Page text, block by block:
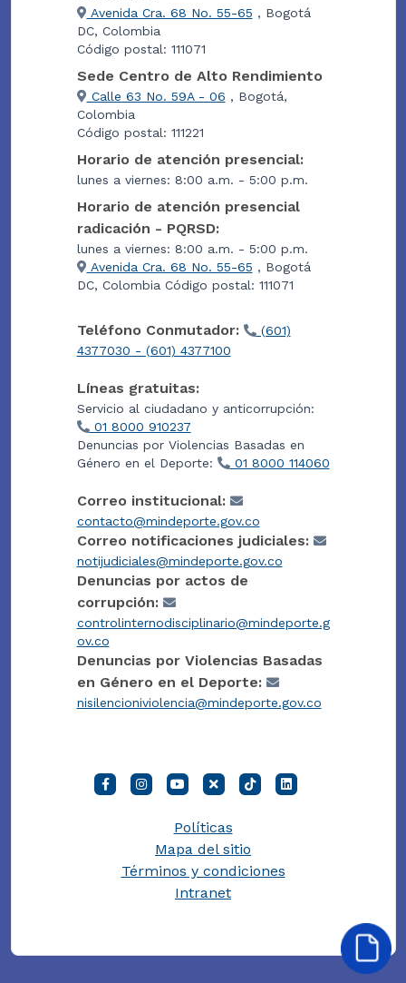
Avenida Cra. 68 No. 55-65 , Bogotá
DC, Colombia
Código postal: 111071
Sede Centro de Alto Rendimiento
Calle 63 No. 59A - 06 , Bogotá,
Colombia
Código postal: 111221
Horario de atención presencial:
lunes a viernes: 8:00 a.m. - 5:00 p.m.
Horario de atención presencial
radicación - PQRSD:
lunes a viernes: 8:00 a.m. - 5:00 p.m.
Avenida Cra. 68 No. 55-65 , Bogotá
DC, Colombia Código postal: 111071
Teléfono Conmutador:
(601)
4377030 - (601) 4377100
Líneas gratuitas:
Servicio al ciudadano y anticorrupción:
01 8000 910237
Denuncias por Violencias Basadas en
Género en el Deporte:
01 8000 114060
Correo institucional:
contacto@mindeporte.gov.co
Correo notificaciones judiciales:
notijudiciales@mindeporte.gov.co
Denuncias por actos de
corrupción:
controlinternodisciplinario@mindeporte.g
ov.co
Denuncias por Violencias Basadas
en Género en el Deporte:
nisilencioniviolencia@mindeporte.gov.co
Políticas
Mapa del sitio
Términos y condiciones
Intranet